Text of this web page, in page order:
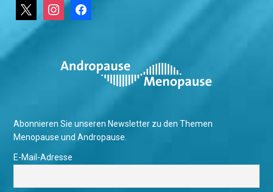
instagramfacebook
Abonnieren Sie unseren Newsletter zu den Themen
Menopause und Andropause.
E-Mail-Adresse